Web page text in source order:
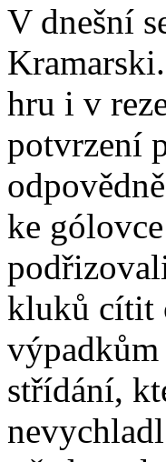
V dnešní
hru i v
potvrzení
ke
kluků cítit
střídání,